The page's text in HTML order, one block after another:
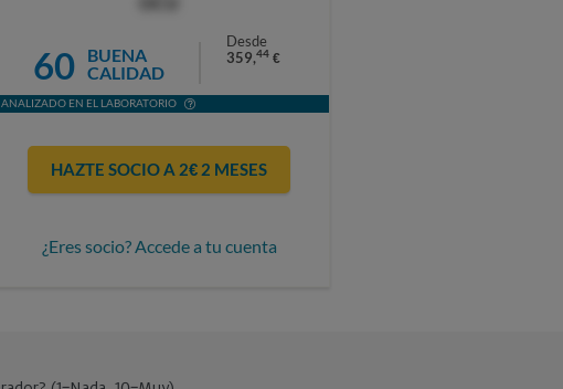
60
BUENA
CALIDAD
Desde
359,44 €
ANALIZADO EN EL LABORATORIO
HAZTE SOCIO A 2€ 2 MESES
¿Eres socio? Accede a tu cuenta